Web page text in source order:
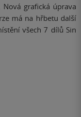
grafická úprava
má na hřbetu další
všech 7 dílů Sin